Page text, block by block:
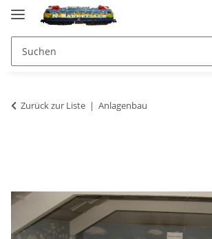
Zurück zur Liste Anlagenbau